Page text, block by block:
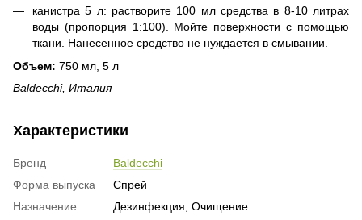
канистра 5 л: растворите 100 мл средства в 8-10 литрах
воды (пропорция 1:100). Мойте поверхности с помощью
ткани. Нанесенное средство не нуждается в смывании.
Объем: 750 мл, 5 л
Baldecchi, Италия
Характеристики
Бренд
Baldecchi
Форма выпуска
Спрей
Назначение
Дезинфекция, Очищение